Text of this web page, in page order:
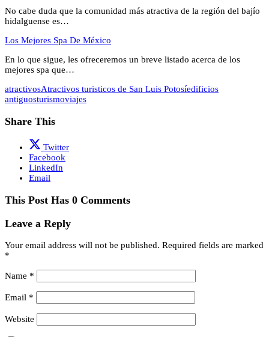
No cabe duda que la comunidad más atractiva de la región del bajío
hidalguense es…
Los Mejores Spa De México
En lo que sigue, les ofreceremos un breve listado acerca de los
mejores spa que…
atractivosAtractivos turisticos de San Luis Potosíedificios
antiguosturismoviajes
Share This
Twitter
Facebook
LinkedIn
Email
This Post Has 0 Comments
Leave a Reply
Your email address will not be published. Required fields are marked
*
Name *
Email *
Website